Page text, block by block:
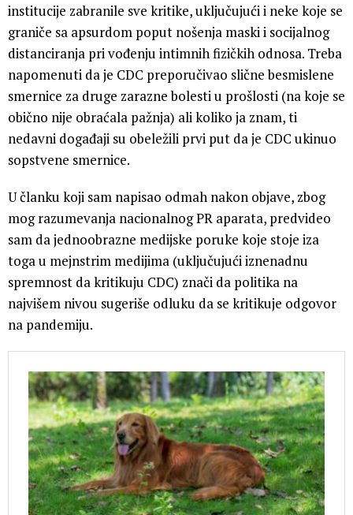
institucije zabranile sve kritike, uključujući i neke koje se
graniče sa apsurdom poput nošenja maski i socijalnog
distanciranja pri vođenju intimnih fizičkih odnosa. Treba
napomenuti da je CDC preporučivao slične besmislene
smernice za druge zarazne bolesti u prošlosti (na koje se
obično nije obraćala pažnja) ali koliko ja znam, ti
nedavni događaji su obeležili prvi put da je CDC ukinuo
sopstvene smernice.
U članku koji sam napisao odmah nakon objave, zbog
mog razumevanja nacionalnog PR aparata, predvideo
sam da jednoobrazne medijske poruke koje stoje iza
toga u mejnstrim medijima (uključujući iznenadnu
spremnost da kritikuju CDC) znači da politika na
najvišem nivou sugeriše odluku da se kritikuje odgovor
na pandemiju.